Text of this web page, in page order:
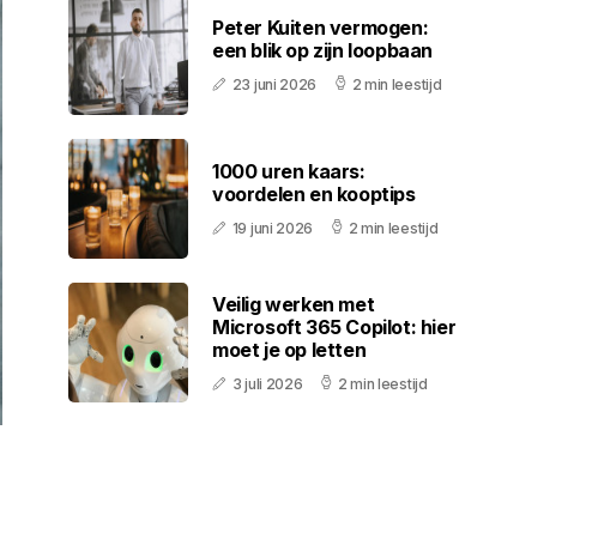
Peter Kuiten vermogen:
een blik op zijn loopbaan
23 juni 2026 2 min leestijd
1000 uren kaars:
voordelen en kooptips
19 juni 2026 2 min leestijd
Veilig werken met
Microsoft 365 Copilot: hier
moet je op letten
3 juli 2026 2 min leestijd